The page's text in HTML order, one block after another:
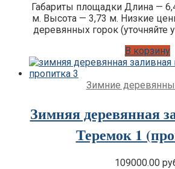
Габариты площадки Длина —
м. Высота — 3,73 м. Низкие
деревянных горок
В корзину
Зимние
Зимняя деревянная
Теремок 1
109000.00